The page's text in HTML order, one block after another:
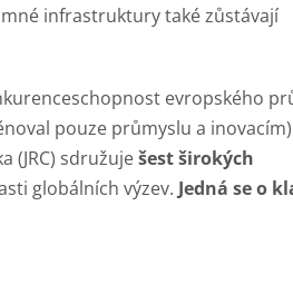
infrastruktury také zůstávají
evropského
pouze průmyslu a
(JRC) sdružuješest širokých
globálních výzev. Jedná se o